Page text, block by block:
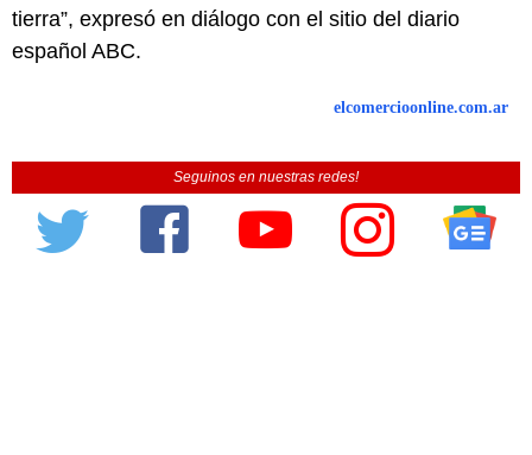
tierra”, expresó en diálogo con el sitio del diario
español ABC.
elcomercioonline.com.ar
Seguinos en nuestras redes!